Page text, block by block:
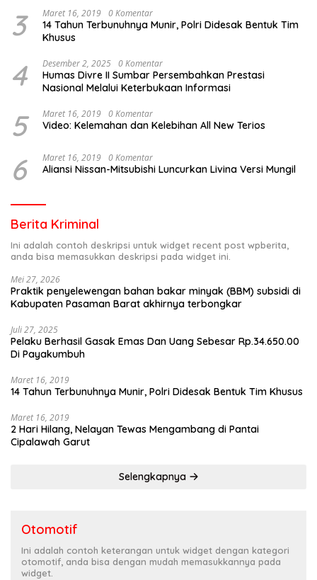
3 Maret 16, 2019 0 Komentar
14 Tahun Terbunuhnya Munir, Polri Didesak Bentuk Tim
Khusus
4 Desember 2, 2025 0 Komentar
Humas Divre II Sumbar Persembahkan Prestasi
Nasional Melalui Keterbukaan Informasi
5 Maret 16, 2019 0 Komentar
Video: Kelemahan dan Kelebihan All New Terios
6 Maret 16, 2019 0 Komentar
Aliansi Nissan-Mitsubishi Luncurkan Livina Versi Mungil
Berita Kriminal
Ini adalah contoh deskripsi untuk widget recent post wpberita,
anda bisa memasukkan deskripsi pada widget ini.
Mei 27, 2026
Praktik penyelewengan bahan bakar minyak (BBM) subsidi di
Kabupaten Pasaman Barat akhirnya terbongkar
Juli 27, 2025
Pelaku Berhasil Gasak Emas Dan Uang Sebesar Rp.34.650.00
Di Payakumbuh
Maret 16, 2019
14 Tahun Terbunuhnya Munir, Polri Didesak Bentuk Tim Khusus
Maret 16, 2019
2 Hari Hilang, Nelayan Tewas Mengambang di Pantai
Cipalawah Garut
Selengkapnya
Otomotif
Ini adalah contoh keterangan untuk widget dengan kategori
otomotif, anda bisa dengan mudah memasukkannya pada
widget.